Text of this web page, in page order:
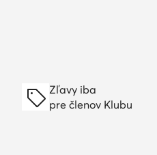
Zľavy iba
pre členov Klubu